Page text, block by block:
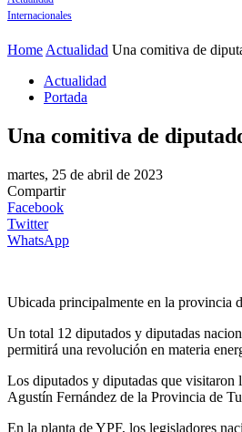
Internacionales
Home Actualidad Una comitiva de
Actualidad
Portada
Una comitiva de
martes, 25 de abril de 2023
Compartir
Facebook
Twitter
WhatsApp
Ubicada principalmente en la provincia
Un total 12 diputados y diputadas
permitirá una revolución en materia
Los diputados y diputadas que
Agustín Fernández de la Provincia de
En la planta de YPF, los legisladores